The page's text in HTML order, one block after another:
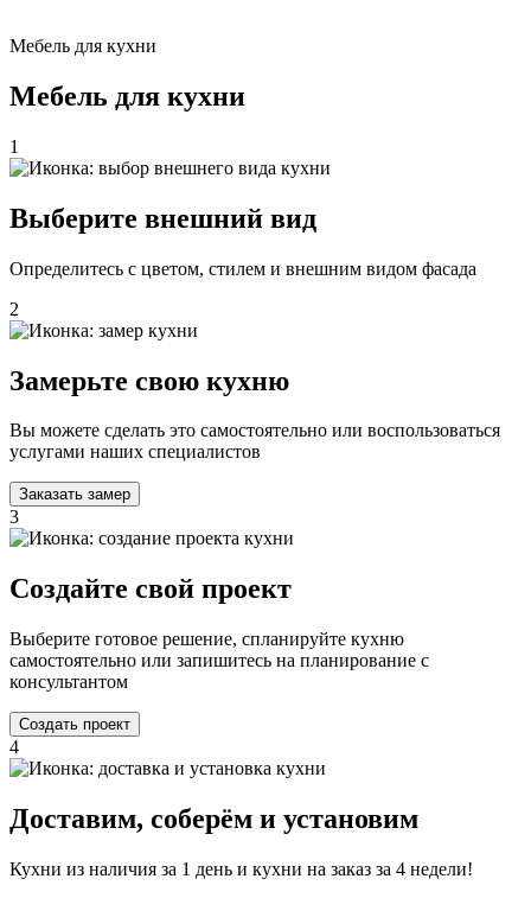
Мебель для кухни
Мебель для кухни
1
Выберите внешний вид
Определитесь с цветом, стилем и внешним видом фасада
2
Замерьте свою кухню
Вы можете сделать это самостоятельно или воспользоваться
услугами наших специалистов
Заказать замер
3
Создайте свой проект
Выберите готовое решение, спланируйте кухню
самостоятельно или запишитесь на планирование с
консультантом
Создать проект
4
Доставим, соберём и установим
Кухни из наличия за 1 день и кухни на заказ за 4 недели!